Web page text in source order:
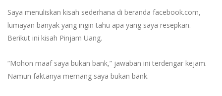
Saya menuliskan kisah sederhana di beranda facebook.com,
lumayan banyak yang ingin tahu apa yang saya resepkan.
Berikut ini kisah Pinjam Uang.
“Mohon maaf saya bukan bank,” jawaban ini terdengar kejam.
Namun faktanya memang saya bukan bank.